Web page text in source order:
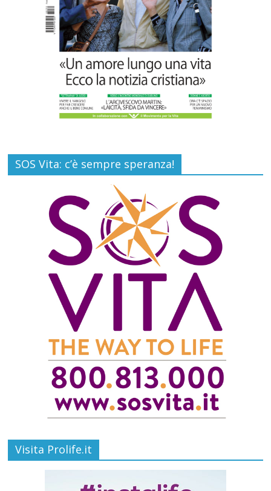
6 Agosto 2026 Commenti disabilitati
SOS Vita: c’è sempre speranza!
Visita Prolife.it